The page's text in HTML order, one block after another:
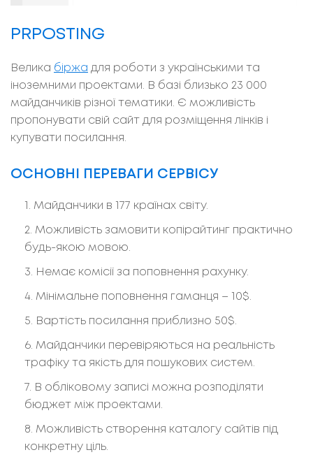
PRPOSTING
Велика біржа для роботи з українськими та
іноземними проектами. В базі близько 23 000
майданчиків різної тематики. Є можливість
пропонувати свій сайт для розміщення лінків і
купувати посилання.
ОСНОВНІ ПЕРЕВАГИ СЕРВІСУ
Майданчики в 177 країнах світу.
Можливість замовити копірайтинг практично
будь-якою мовою.
Немає комісії за поповнення рахунку.
Мінімальне поповнення гаманця – 10$.
Вартість посилання приблизно 50$.
Майданчики перевіряються на реальність
трафіку та якість для пошукових систем.
В обліковому записі можна розподіляти
бюджет між проектами.
Можливість створення каталогу сайтів під
конкретну ціль.